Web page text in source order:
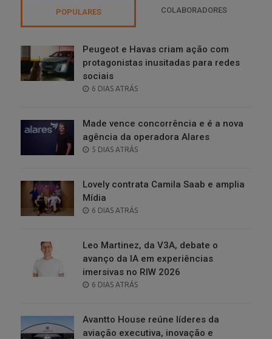
POPULARES COLABORADORES
Peugeot e Havas criam ação com
protagonistas inusitadas para redes
sociais
POSTED
6 DIAS ATRÁS
Made vence concorrência e é a nova
agência da operadora Alares
POSTED
5 DIAS ATRÁS
Lovely contrata Camila Saab e amplia
Mídia
POSTED
6 DIAS ATRÁS
Leo Martinez, da V3A, debate o
avanço da IA em experiências
imersivas no RIW 2026
POSTED
6 DIAS ATRÁS
Avantto House reúne líderes da
aviação executiva, inovação e